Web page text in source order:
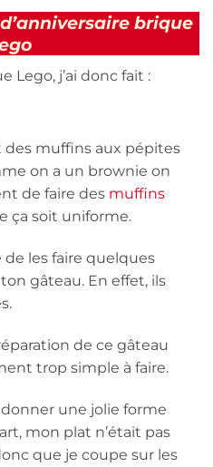
brique
Lego, j’ai donc fait :
des muffins aux pépites
on a un brownie on
de faire des muffins
ça soit uniforme.
les faire quelques
gâteau. En effet, ils
de ce gâteau
trop simple à faire.
une jolie forme
mon plat n’était pas
que je coupe sur les